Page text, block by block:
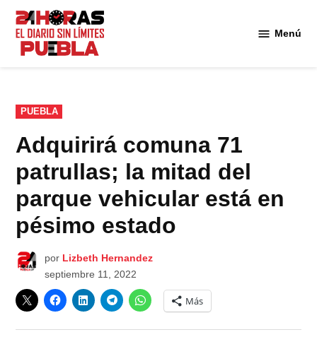
Saltar
contenido
Menú
PUBLICADO
EN
PUEBLA
Adquirirá comuna 71
patrullas; la mitad del
parque vehicular está en
pésimo estado
por Lizbeth Hernandez
septiembre 11, 2022
Más